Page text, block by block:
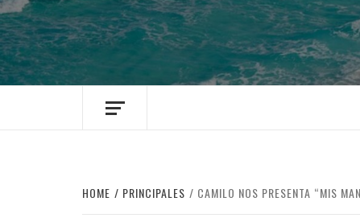
HOME PRINCIPALES CAMILO NOS PRESENTA “MIS